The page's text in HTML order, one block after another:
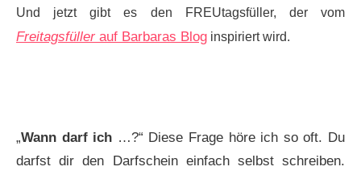
Und jetzt gibt es den FREUtagsfüller, der vom
Freitagsfüller auf Barbaras Blog inspiriert wird.
„Wann darf ich …?“ Diese Frage höre ich so oft. Du
darfst dir den Darfschein einfach selbst schreiben.